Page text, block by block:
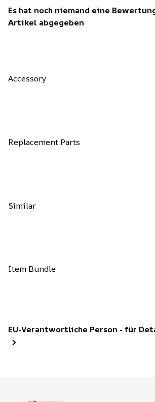
Es hat noch niemand eine
Artikel abgegeben
Accessory
Replacement Parts
Similar
Item Bundle
EU-Verantwortliche Person - für